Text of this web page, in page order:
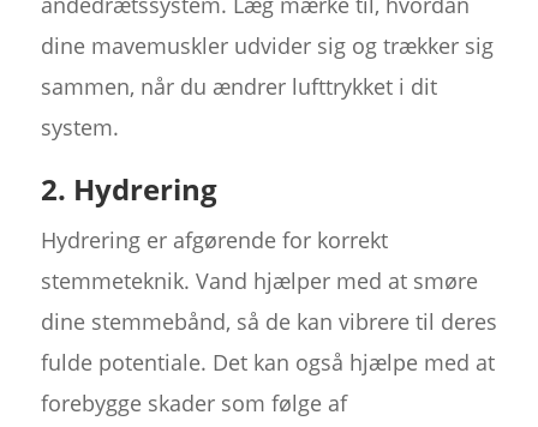
dine mavemuskler udvider sig og trækker sig
sammen, når du ændrer lufttrykket i dit
system.
2. Hydrering
Hydrering er afgørende for korrekt
stemmeteknik. Vand hjælper med at smøre
dine stemmebånd, så de kan vibrere til deres
fulde potentiale. Det kan også hjælpe med at
forebygge skader som følge af